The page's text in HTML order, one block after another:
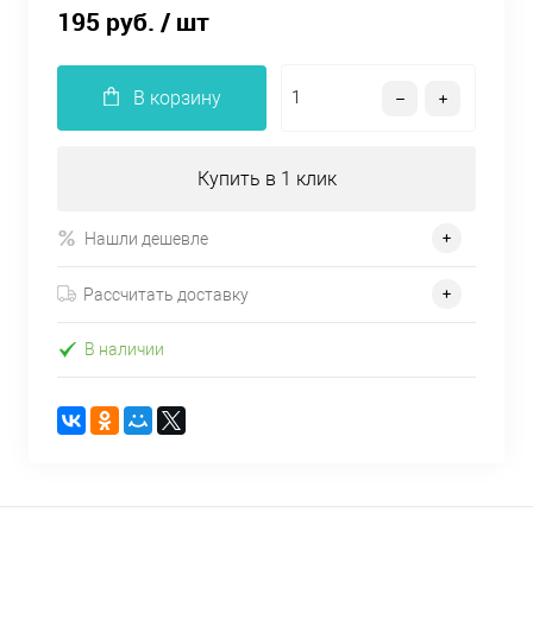
195 руб. / шт
В корзину
Купить в 1 клик
Нашли дешевле
Рассчитать доставку
В наличии